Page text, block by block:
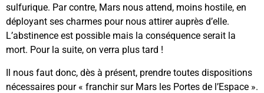
sulfurique. Par contre, Mars nous attend, moins hostile, en
déployant ses charmes pour nous attirer auprès d’elle.
L’abstinence est possible mais la conséquence serait la
mort. Pour la suite, on verra plus tard !
Il nous faut donc, dès à présent, prendre toutes dispositions
nécessaires pour « franchir sur Mars les Portes de l’Espace ».